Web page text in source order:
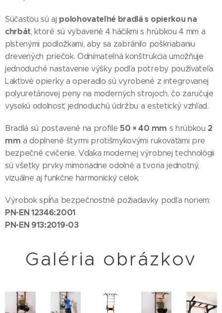
Súčasťou sú aj polohovateľné bradlá s opierkou na
chrbát, ktoré sú vybavené 4 háčikmi s hrúbkou 4 mm a
plstenými podložkami, aby sa zabránilo poškriabaniu
drevených priečok. Odnímateľná konštrukcia umožňuje
jednoduché nastavenie výšky podľa potreby používateľa.
Lakťové opierky a operadlo sú vyrobené z integrovanej
polyuretánovej peny na moderných strojoch, čo zaručuje
vysokú odolnosť, jednoduchú údržbu a estetický vzhľad.
Bradlá sú postavené na profile50 × 40 mm s hrúbkou 2
mm a doplnené štyrmi protišmykovými rukoväťami pre
bezpečné cvičenie. Vďaka modernej výrobnej technológii
sú všetky prvky mimoriadne odolné a tvoria jednotný,
vizuálne aj funkčne harmonický celok.
Výrobok spĺňa bezpečnostné požiadavky podľa noriem:
PN-EN 12346:2001
PN-EN 913:2019-03
Galéria obrázkov